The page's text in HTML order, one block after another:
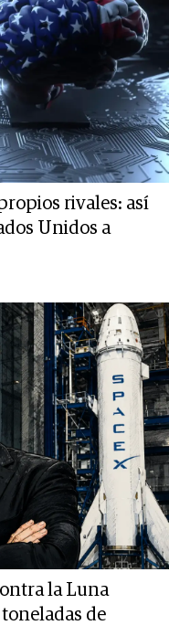
rivales: así
Unidos a
la Luna
de